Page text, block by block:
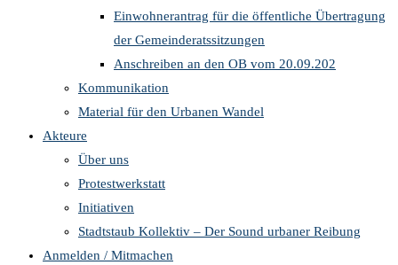
Einwohnerantrag für die öffentliche Übertragung
der Gemeinderatssitzungen
Anschreiben an den OB vom 20.09.202
Kommunikation
Material für den Urbanen Wandel
Akteure
Über uns
Protestwerkstatt
Initiativen
Stadtstaub Kollektiv – Der Sound urbaner Reibung
Anmelden / Mitmachen